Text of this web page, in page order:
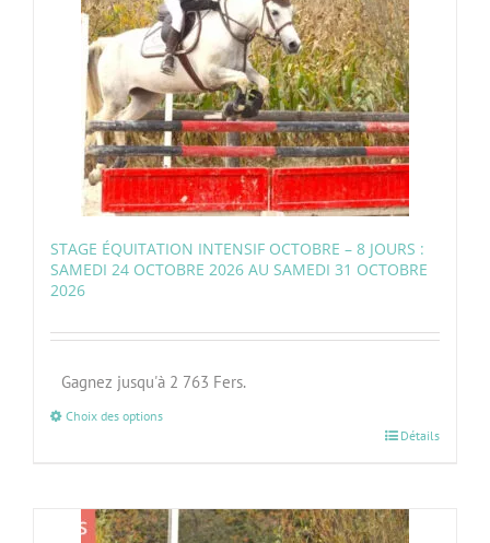
STAGE ÉQUITATION INTENSIF OCTOBRE – 8 JOURS :
SAMEDI 24 OCTOBRE 2026 AU SAMEDI 31 OCTOBRE
2026
Gagnez jusqu'à 2 763 Fers.
Choix des options
Détails